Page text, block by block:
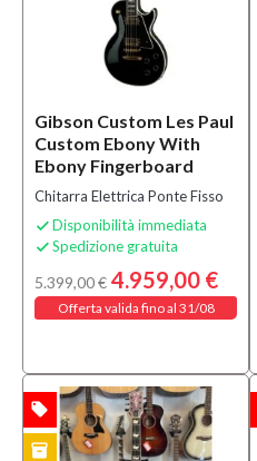
e Synth
(5)
Dj
Equipment
(1)
MOSTRA
TUTTI
Nuovo
(111)
Usato
(14)
Gibson Custom Les Paul
Custom Ebony With
Ebony Fingerboard
Chitarra Elettrica Ponte Fisso
 Disponibilità immediata
 Spedizione gratuita
5.399,00 € 4.959,00 €
Offerta valida fino al 31/08
local_offer
inventory
OFFERTA